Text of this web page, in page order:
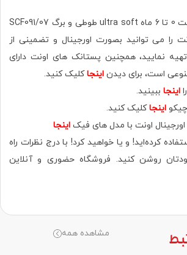
هم اکنون پستانک اونت 0 تا 6 ماه ultra soft طوطی و برگ SCF091/07
را می توانید بصورت اورجینال و تضمینی از
نمایید، همچنین پستانک های اونت دارای
است، برای دیدن اینجاکلیک کنید.
اینجا ببینید.
اینجاکلیک کنید.
اونت با مدل های فیک اینجا
کرده‌اید! و یا خواهید کرد! با درج نظرات راه
روشن کنید. فروشگاه حضوری‌ و آنلاین
مشاهده همه